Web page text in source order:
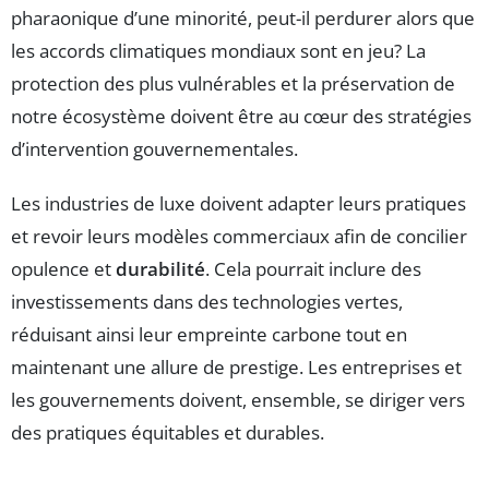
pharaonique d’une minorité, peut-il perdurer alors que
les accords climatiques mondiaux sont en jeu? La
protection des plus vulnérables et la préservation de
notre écosystème doivent être au cœur des stratégies
d’intervention gouvernementales.
Les industries de luxe doivent adapter leurs pratiques
et revoir leurs modèles commerciaux afin de concilier
opulence etdurabilité. Cela pourrait inclure des
investissements dans des technologies vertes,
réduisant ainsi leur empreinte carbone tout en
maintenant une allure de prestige. Les entreprises et
les gouvernements doivent, ensemble, se diriger vers
des pratiques équitables et durables.